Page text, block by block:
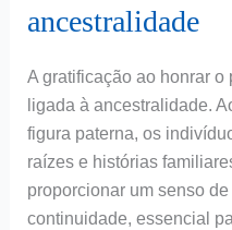
ancestralidade
A gratificação ao honrar o
ligada à ancestralidade.
figura paterna, os
raízes e histórias
proporcionar um senso
continuidade, essencial